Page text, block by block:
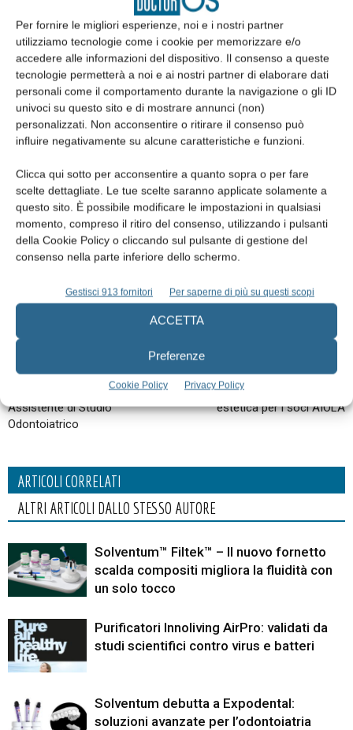
Per fornire le migliori esperienze, noi e i nostri partner
utilizziamo tecnologie come i cookie per memorizzare e/o
accedere alle informazioni del dispositivo. Il consenso a queste
tecnologie permetterà a noi e ai nostri partner di elaborare dati
personali come il comportamento durante la navigazione o gli ID
univoci su questo sito e di mostrare annunci (non)
personalizzati. Non acconsentire o ritirare il consenso può
influire negativamente su alcune caratteristiche e funzioni.
Clicca qui sotto per acconsentire a quanto sopra o per fare
scelte dettagliate. Le tue scelte saranno applicate solamente a
questo sito. È possibile modificare le impostazioni in qualsiasi
momento, compreso il ritiro del consenso, utilizzando i pulsanti
della Cookie Policy o cliccando sul pulsante di gestione del
consenso nella parte inferiore dello schermo.
Gestisci 913 fornitori Per saperne di più su questi scopi
ACCETTA
Preferenze
Cookie Policy Privacy Policy
Indirizzo:
Via del Fornaccio, 46/F - località Vallina - 50012 Bagno
Sito Internet: https://www.perident.it
email: info@perident.it
Articolo precedente
Corso di Formazione in
Assistente di Studio
Odontoiatrico
Articolo successivo
I Laser Day in Puglia: salute ed
estetica per i soci AIOLA
ARTICOLI CORRELATI
ALTRI ARTICOLI DALLO STESSO AUTORE
Solventum™ Filtek™ – Il nuovo fornetto
scalda compositi migliora la fluidità con
un solo tocco
Purificatori Innoliving AirPro: validati da
studi scientifici contro virus e batteri
Solventum debutta a Expodental:
soluzioni avanzate per l’odontoiatria